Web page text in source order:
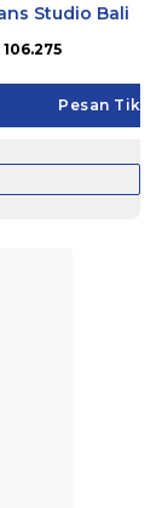
Studio Bali
106.275
Pesan Tiket